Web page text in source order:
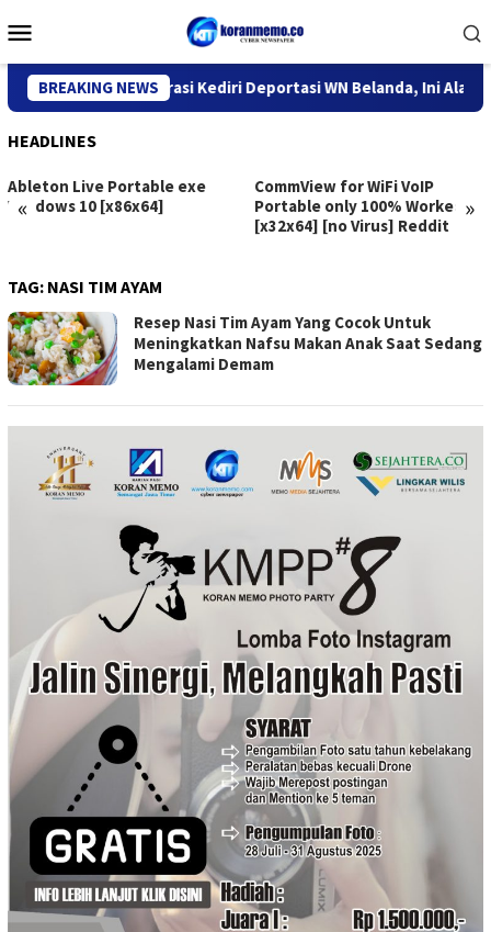
to
Menu
BREAKING NEWS
Kantor Imigrasi Kediri Deportasi WN Belanda, Ini Alasannya
HEADLINES
« »
Ableton Live Portable exe
Windows 10 [x86x64]
CommView for WiFi VoIP
Portable only 100% Worked
[x32x64] [no Virus] Reddit
TAG: NASI TIM AYAM
Resep Nasi Tim Ayam Yang Cocok Untuk
Meningkatkan Nafsu Makan Anak Saat Sedang
Mengalami Demam